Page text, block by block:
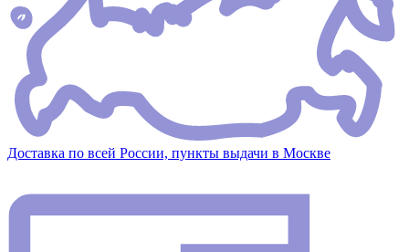
Доставка по всей России, пункты выдачи в Москве